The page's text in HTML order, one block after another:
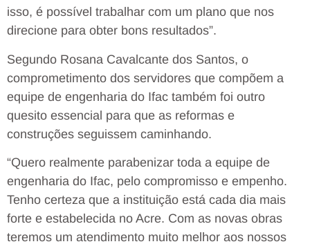
isso, é possível trabalhar com um plano que nos
direcione para obter bons resultados”.
Segundo Rosana Cavalcante dos Santos, o
comprometimento dos servidores que compõem a
equipe de engenharia do Ifac também foi outro
quesito essencial para que as reformas e
construções seguissem caminhando.
“Quero realmente parabenizar toda a equipe de
engenharia do Ifac, pelo compromisso e empenho.
Tenho certeza que a instituição está cada dia mais
forte e estabelecida no Acre. Com as novas obras
teremos um atendimento muito melhor aos nossos